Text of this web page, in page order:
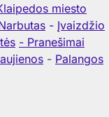
miesto
- Įvaizdžio
- Pranešimai
- Palangos